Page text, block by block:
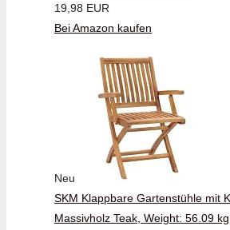
19,98 EUR
Bei Amazon kaufen
Neu
SKM Klappbare Gartenstühle mit
Massivholz Teak, Weight: 56.09